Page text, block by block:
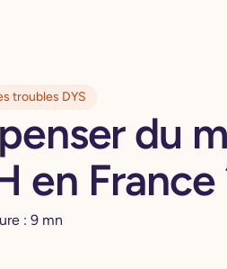
troubles DYS
du
en France
:9 mn